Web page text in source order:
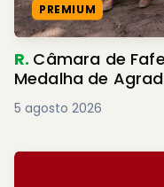
PREMIUM
R. Câmara de Fafe
Medalha de
5 agosto 2026